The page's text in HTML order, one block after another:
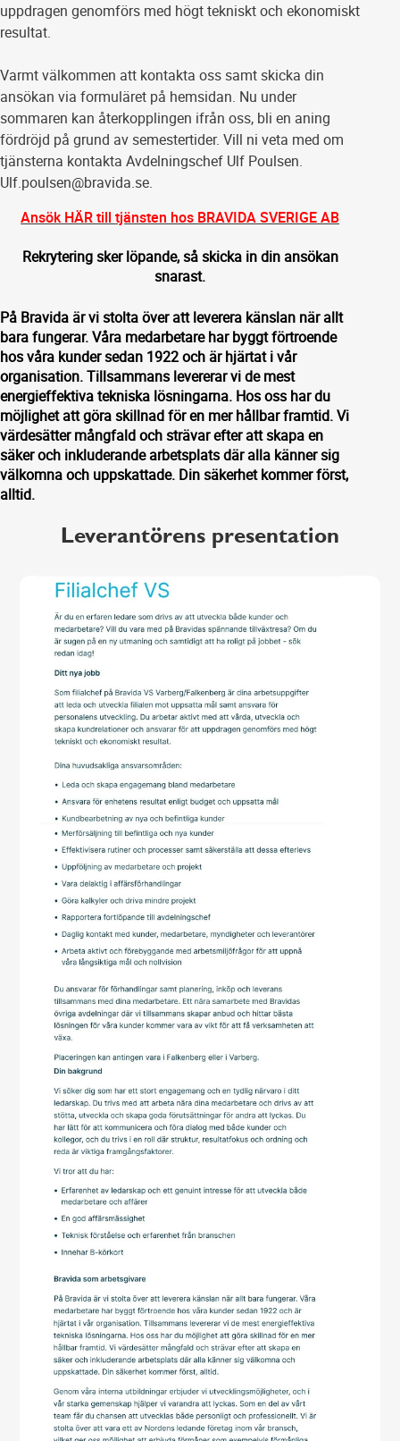
uppdragen genomförs med högt tekniskt och ekonomiskt
resultat.
Varmt välkommen att kontakta oss samt skicka din
ansökan via formuläret på hemsidan. Nu under
sommaren kan återkopplingen ifrån oss, bli en aning
fördröjd på grund av semestertider. Vill ni veta med om
tjänsterna kontakta Avdelningschef Ulf Poulsen.
Ulf.poulsen@bravida.se.
Ansök HÄR till tjänsten hos BRAVIDA SVERIGE AB
Rekrytering sker löpande, så skicka in din ansökan
snarast.
På Bravida är vi stolta över att leverera känslan när allt
bara fungerar. Våra medarbetare har byggt förtroende
hos våra kunder sedan 1922 och är hjärtat i vår
organisation. Tillsammans levererar vi de mest
energieffektiva tekniska lösningarna. Hos oss har du
möjlighet att göra skillnad för en mer hållbar framtid. Vi
värdesätter mångfald och strävar efter att skapa en
säker och inkluderande arbetsplats där alla känner sig
välkomna och uppskattade. Din säkerhet kommer först,
alltid.
Leverantörens presentation